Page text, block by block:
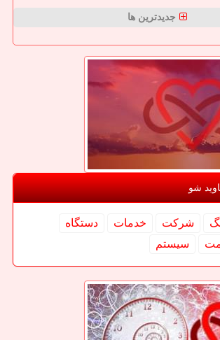
جدیدترین ها
شو
شركت خدمات
دستگاه
سیستم